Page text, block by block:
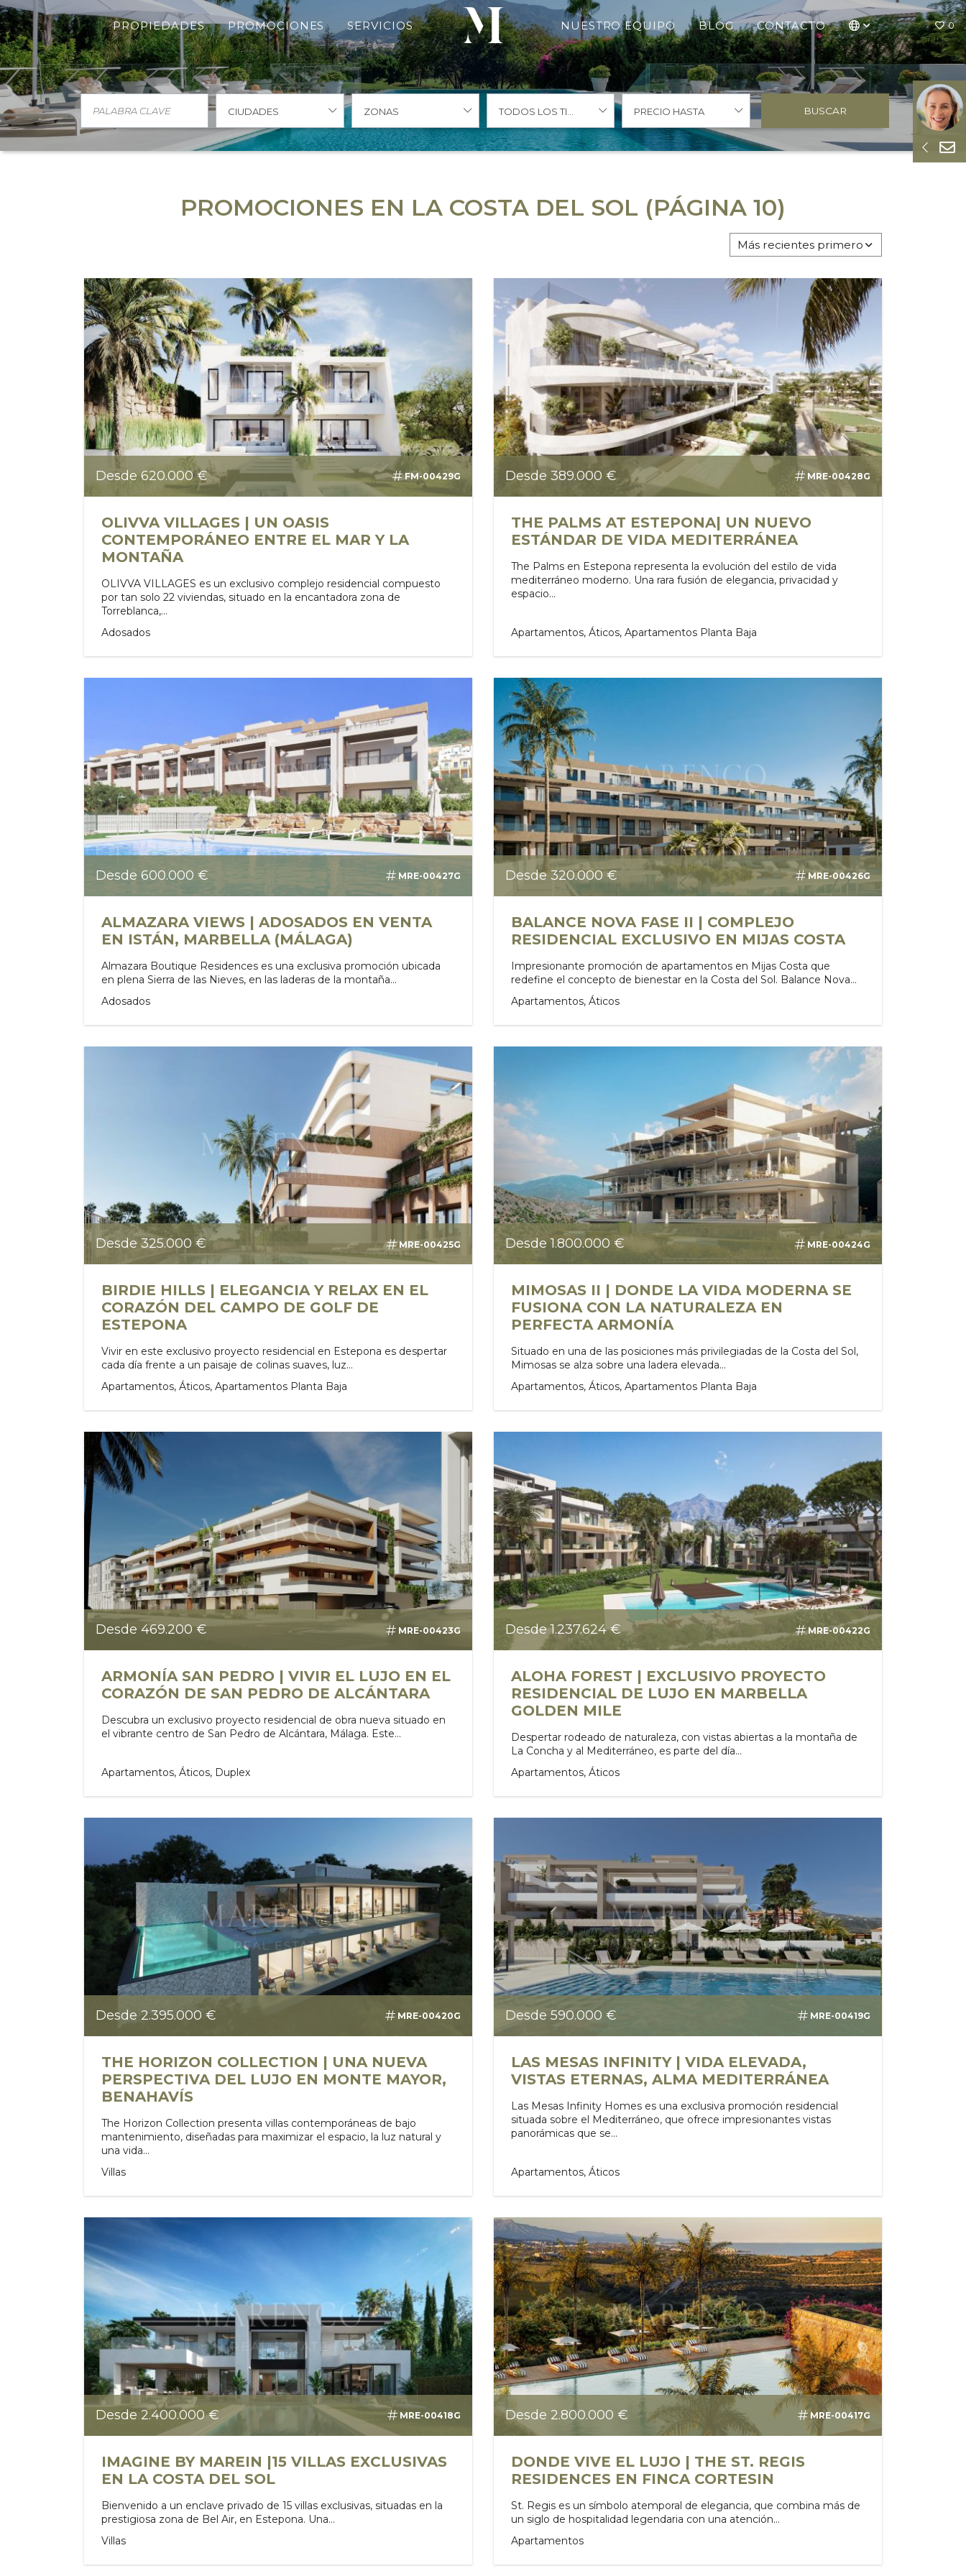
0
PROPIEDADES PROMOCIONES SERVICIOS NUESTRO EQUIPO BLOG CONTACTO
CIUDADES ZONAS PRECIO HASTA BUSCAR
PROMOCIONES EN LA COSTA DEL SOL (PÁGINA 10)
Más recientes primero
Desde 620.000 € FM-00429G
OLIVVA VILLAGES | UN OASIS
CONTEMPORÁNEO ENTRE EL MAR Y LA
MONTAÑA
OLIVVA VILLAGES es un exclusivo complejo residencial compuesto
por tan solo 22 viviendas, situado en la encantadora zona de
Torreblanca,...
Adosados
Desde 389.000 € MRE-00428G
THE PALMS AT ESTEPONA| UN NUEVO
ESTÁNDAR DE VIDA MEDITERRÁNEA
The Palms en Estepona representa la evolución del estilo de vida
mediterráneo moderno. Una rara fusión de elegancia, privacidad y
espacio...
Apartamentos, Áticos, Apartamentos Planta Baja
Desde 600.000 € MRE-00427G
ALMAZARA VIEWS | ADOSADOS EN VENTA
EN ISTÁN, MARBELLA (MÁLAGA)
Almazara Boutique Residences es una exclusiva promoción ubicada
en plena Sierra de las Nieves, en las laderas de la montaña...
Adosados
Desde 320.000 € MRE-00426G
BALANCE NOVA FASE II | COMPLEJO
RESIDENCIAL EXCLUSIVO EN MIJAS COSTA
Impresionante promoción de apartamentos en Mijas Costa que
redefine el concepto de bienestar en la Costa del Sol. Balance Nova...
Apartamentos, Áticos
Desde 325.000 € MRE-00425G
BIRDIE HILLS | ELEGANCIA Y RELAX EN EL
CORAZÓN DEL CAMPO DE GOLF DE
ESTEPONA
Vivir en este exclusivo proyecto residencial en Estepona es despertar
cada día frente a un paisaje de colinas suaves, luz...
Apartamentos, Áticos, Apartamentos Planta Baja
Desde 1.800.000 € MRE-00424G
MIMOSAS II | DONDE LA VIDA MODERNA SE
FUSIONA CON LA NATURALEZA EN
PERFECTA ARMONÍA
Situado en una de las posiciones más privilegiadas de la Costa del Sol,
Mimosas se alza sobre una ladera elevada...
Apartamentos, Áticos, Apartamentos Planta Baja
Desde 469.200 € MRE-00423G
ARMONÍA SAN PEDRO | VIVIR EL LUJO EN EL
CORAZÓN DE SAN PEDRO DE ALCÁNTARA
Descubra un exclusivo proyecto residencial de obra nueva situado en
el vibrante centro de San Pedro de Alcántara, Málaga. Este...
Apartamentos, Áticos, Duplex
Desde 1.237.624 € MRE-00422G
ALOHA FOREST | EXCLUSIVO PROYECTO
RESIDENCIAL DE LUJO EN MARBELLA
GOLDEN MILE
Despertar rodeado de naturaleza, con vistas abiertas a la montaña de
La Concha y al Mediterráneo, es parte del día...
Apartamentos, Áticos
Desde 2.395.000 € MRE-00420G
THE HORIZON COLLECTION | UNA NUEVA
PERSPECTIVA DEL LUJO EN MONTE MAYOR,
BENAHAVÍS
The Horizon Collection presenta villas contemporáneas de bajo
mantenimiento, diseñadas para maximizar el espacio, la luz natural y
una vida...
Villas
Desde 590.000 € MRE-00419G
LAS MESAS INFINITY | VIDA ELEVADA,
VISTAS ETERNAS, ALMA MEDITERRÁNEA
Las Mesas Infinity Homes es una exclusiva promoción residencial
situada sobre el Mediterráneo, que ofrece impresionantes vistas
panorámicas que se...
Apartamentos, Áticos
Desde 2.400.000 € MRE-00418G
IMAGINE BY MAREIN |15 VILLAS EXCLUSIVAS
EN LA COSTA DEL SOL
Bienvenido a un enclave privado de 15 villas exclusivas, situadas en la
prestigiosa zona de Bel Air, en Estepona. Una...
Villas
Desde 2.800.000 € MRE-00417G
DONDE VIVE EL LUJO | THE ST. REGIS
RESIDENCES EN FINCA CORTESIN
St. Regis es un símbolo atemporal de elegancia, que combina más de
un siglo de hospitalidad legendaria con una atención...
Apartamentos